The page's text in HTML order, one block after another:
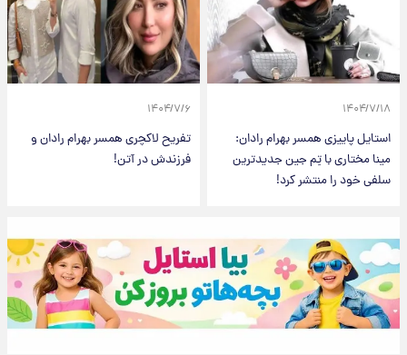
۱۴۰۴/۷/۱۸
استایل پاییزی همسر بهرام رادان:
مینا مختاری با تِم جین جدیدترین
سلفی خود را منتشر کرد!
۱۴۰۴/۷/۶
تفریح لاکچری همسر بهرام رادان و
فرزندش در آتن!